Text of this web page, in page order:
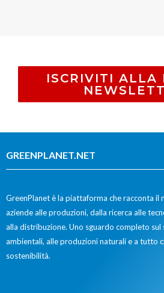
ISCRIVITI ALLA
GREENPLANET.NET
GreenPlanet è la piattaforma che racconta il
aziende alle produzioni, dalla ricerca alle
alla distribuzione. Uno sguardo completo sul
ambientali, alle produzioni naturali e a tutto
sostenibilità.